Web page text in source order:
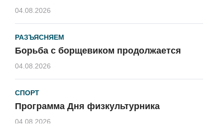
04.08.2026
РАЗЪЯСНЯЕМ
Борьба с борщевиком продолжается
04.08.2026
СПОРТ
Программа Дня физкультурника
04.08.2026